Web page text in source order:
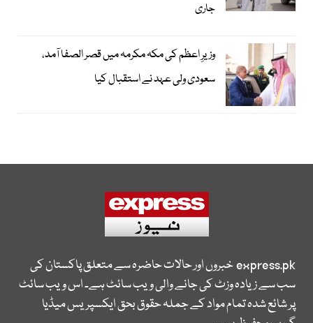
جاری
وزیرِ اعظم کی مکہ مکرمہ میں قصر الصفا آمد،
سعودی ولی عہد نے استقبال کیا
express.pkخبروں اور حالات حاضرہ سے متعلق پاکستان کی
سب سے زیادہ وزٹ کی جانے والی ویب سائٹ ہے۔ اس ویب سائٹ
پر شائع شدہ تمام مواد کے جملہ حقوق بحق ایکسپریس میڈیا